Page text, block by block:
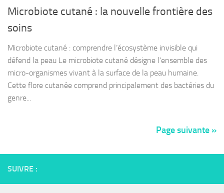
Microbiote cutané : la nouvelle frontière des
soins
Microbiote cutané : comprendre l’écosystème invisible qui
défend la peau Le microbiote cutané désigne l’ensemble des
micro-organismes vivant à la surface de la peau humaine.
Cette flore cutanée comprend principalement des bactéries du
genre...
Page suivante »
SUIVRE :